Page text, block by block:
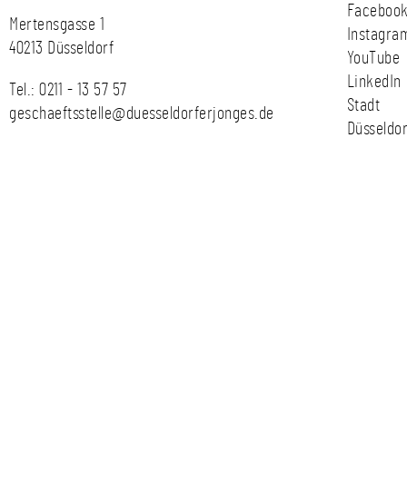
Mertensgasse 1
40213 Düsseldorf
Tel.: 0211 - 13 57 57
geschaeftsstelle@duesseldorferjonges.de
YouTube
LinkedIn
Stadt